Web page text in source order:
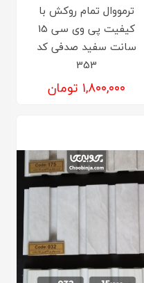
ترمووال تمام روکش با
کیفیت پی وی سی 15
سانت سفید صدفی کد
353
۱,۸۰۰,۰۰۰ تومان